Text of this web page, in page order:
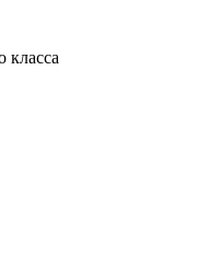
класса